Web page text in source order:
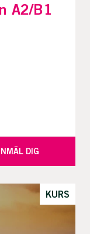
A2/B1
DIG
KURS